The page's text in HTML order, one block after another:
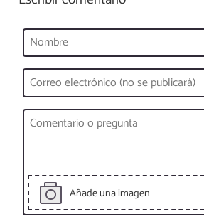
Añade una imagen